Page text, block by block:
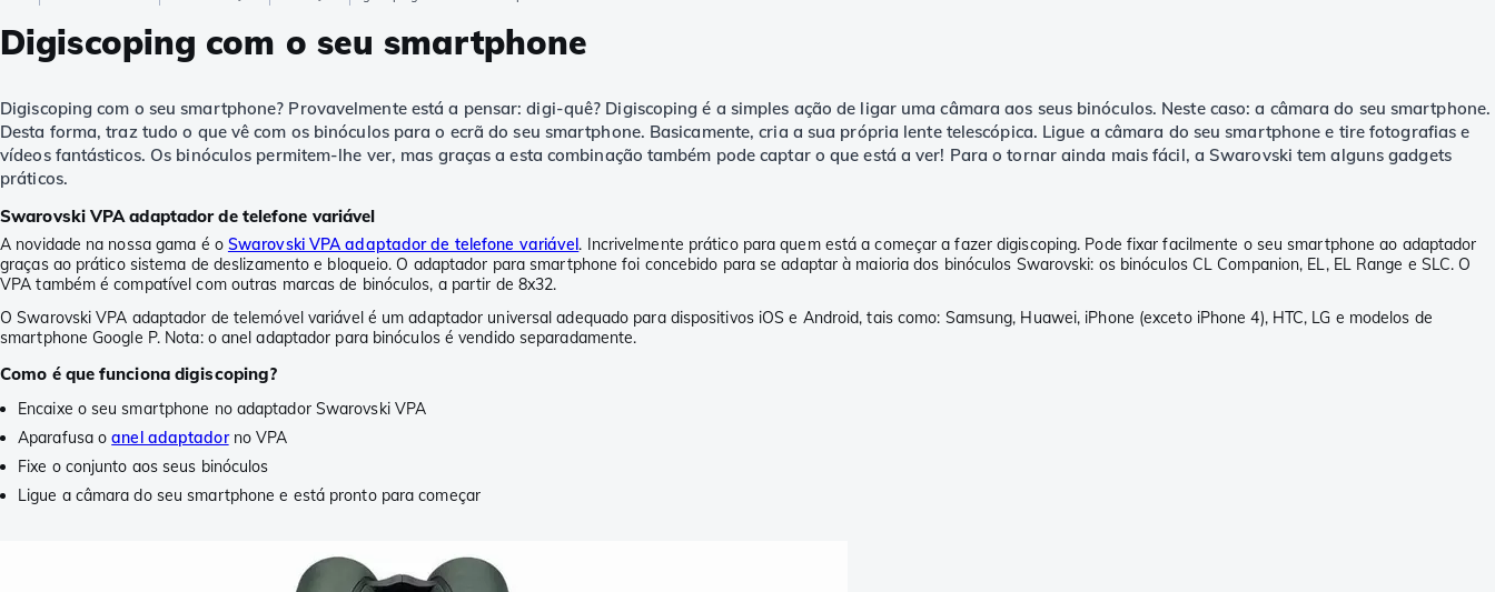
Digiscoping com o seu smartphone
Digiscoping com o seu smartphone? Provavelmente está a pensar: digi-quê? Digiscoping é a simples ação de ligar uma câmara aos seus binóculos. Neste caso: a câmara do seu smartphone.
Desta forma, traz tudo o que vê com os binóculos para o ecrã do seu smartphone. Basicamente, cria a sua própria lente telescópica. Ligue a câmara do seu smartphone e tire fotografias e
vídeos fantásticos. Os binóculos permitem-lhe ver, mas graças a esta combinação também pode captar o que está a ver! Para o tornar ainda mais fácil, a Swarovski tem alguns gadgets
práticos.
Swarovski VPA adaptador de telefone variável
A novidade na nossa gama é o Swarovski VPA adaptador de telefone variável. Incrivelmente prático para quem está a começar a fazer digiscoping. Pode fixar facilmente o seu smartphone ao adaptador
graças ao prático sistema de deslizamento e bloqueio. O adaptador para smartphone foi concebido para se adaptar à maioria dos binóculos Swarovski: os binóculos CL Companion, EL, EL Range e SLC. O
VPA também é compatível com outras marcas de binóculos, a partir de 8x32.
O Swarovski VPA adaptador de telemóvel variável é um adaptador universal adequado para dispositivos iOS e Android, tais como: Samsung, Huawei, iPhone (exceto iPhone 4), HTC, LG e modelos de
smartphone Google P. Nota: o anel adaptador para binóculos é vendido separadamente.
Como é que funciona digiscoping?
Encaixe o seu smartphone no adaptador Swarovski VPA
Aparafusa oanel adaptadorno VPA
Fixe o conjunto aos seus binóculos
Ligue a câmara do seu smartphone e está pronto para começar